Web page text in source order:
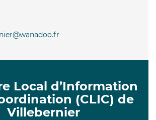
Local d’Information
(CLIC) de
Villebernier